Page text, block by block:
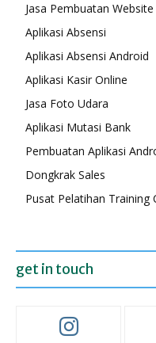
Jasa Pembuatan Website
Aplikasi Absensi
Aplikasi Absensi Android
Aplikasi Kasir Online
Jasa Foto Udara
Aplikasi Mutasi Bank
Pembuatan Aplikasi
Dongkrak Sales
Pusat Pelatihan Training
get in touch